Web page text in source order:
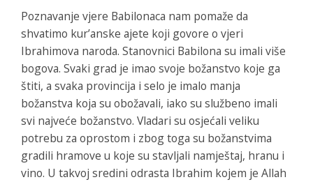
Poznavanje vjere Babilonaca nam pomaže da
shvatimo kur’anske ajete koji govore o vjeri
Ibrahimova naroda. Stanovnici Babilona su imali više
bogova. Svaki grad je imao svoje božanstvo koje ga
štiti, a svaka provincija i selo je imalo manja
božanstva koja su obožavali, iako su službeno imali
svi najveće božanstvo. Vladari su osjećali veliku
potrebu za oprostom i zbog toga su božanstvima
gradili hramove u koje su stavljali namještaj, hranu i
vino. U takvoj sredini odrasta Ibrahim kojem je Allah